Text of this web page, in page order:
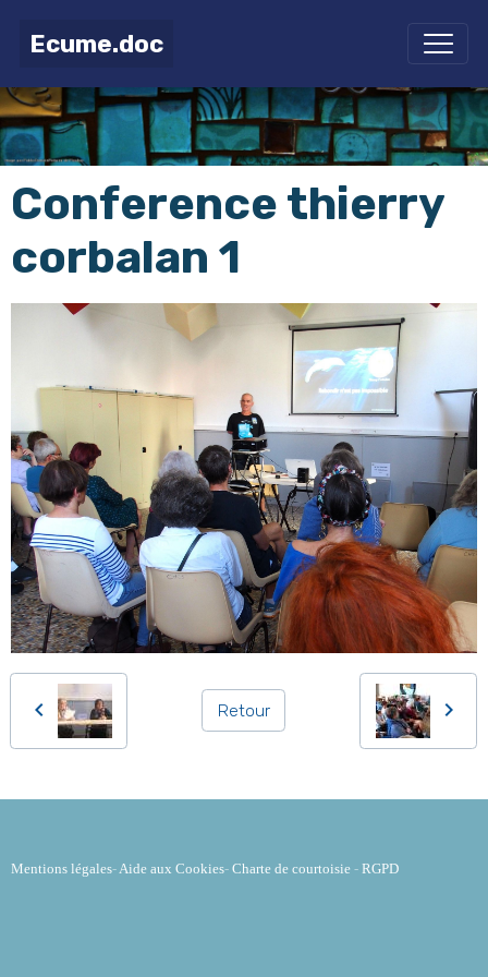
Ecume.doc
Conference thierry
corbalan 1
Retour
Mentions légales- Aide aux Cookies- Charte de courtoisie - RGPD